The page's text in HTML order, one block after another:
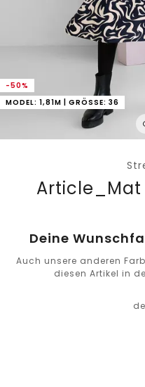
-50%
MODEL: 1,81M | GRÖSSE: 36
Article_Mat
Deine
Auch unsere anderen
diesen Artikel in